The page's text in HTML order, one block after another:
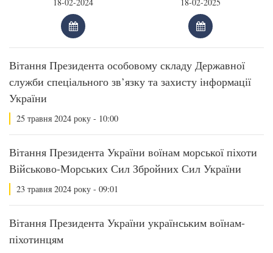
Вітання Президента особовому складу Державної
служби спеціального зв’язку та захисту інформації
України
25 травня 2024 року - 10:00
Вітання Президента України воїнам морської піхоти
Військово-Морських Сил Збройних Сил України
23 травня 2024 року - 09:01
Вітання Президента України українським воїнам-
піхотинцям